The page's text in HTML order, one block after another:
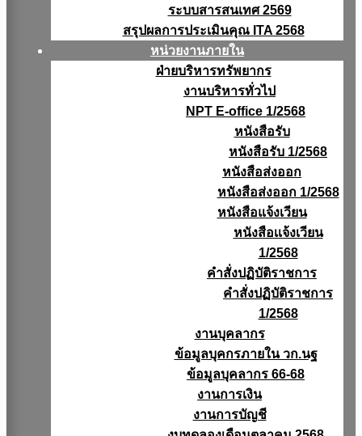
ระบบสารสนเทศ 2569
สรุปผลการประเมินคุณ ITA 2568
หน่วยงานภายใน
ฝ่ายบริหารทรัพยากร
งานบริหารทั่วไป
NPT E-office 1/2568
หนังสือรับ
หนังสือรับ 1/2568
หนังสือส่งออก
หนังสือส่งออก 1/2568
หนังสือแจ้งเวียน
หนังสือเเจ้งเวียน
1/2568
คำสั่งปฏิบัติราชการ
คำสั่งปฏิบัติราชการ
1/2568
งานบุคลากร
ข้อมูลบุคกรภายใน วก.นฐ
ข้อมูลบุคลากร 66-68
งานการเงิน
งานการบัญชี